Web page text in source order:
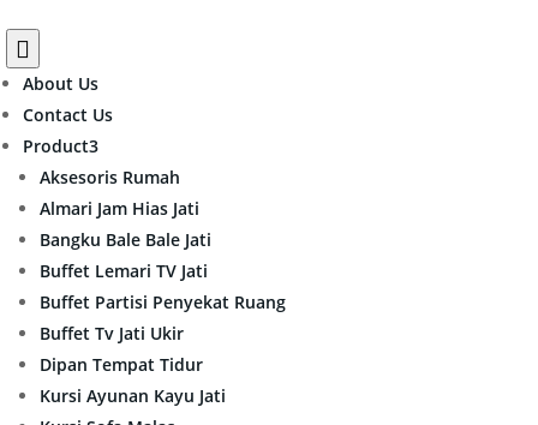

About Us
Contact Us
Product3
Aksesoris Rumah
Almari Jam Hias Jati
Bangku Bale Bale Jati
Buffet Lemari TV Jati
Buffet Partisi Penyekat Ruang
Buffet Tv Jati Ukir
Dipan Tempat Tidur
Kursi Ayunan Kayu Jati